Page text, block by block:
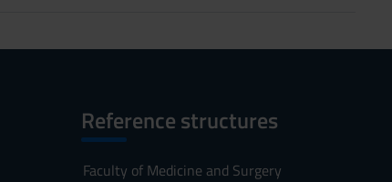
Reference structures
Faculty of Medicine and Surgery